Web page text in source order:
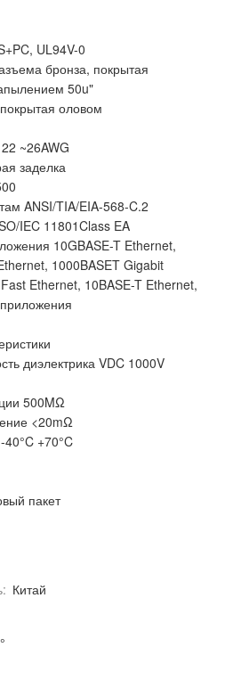
UL94V-0
бронза, покрытая
50u"
оловом
~26AWG
заделка
ANSI/TIA/EIA-568-C.2
IEC 11801Class EA
10GBASE-T Ethernet,
1000BASET Gigabit
Ethernet, 10BASE-T Ethernet,
диэлектрика VDC 1000V
500MΩ
<20mΩ
+70°C
пакет
Китай